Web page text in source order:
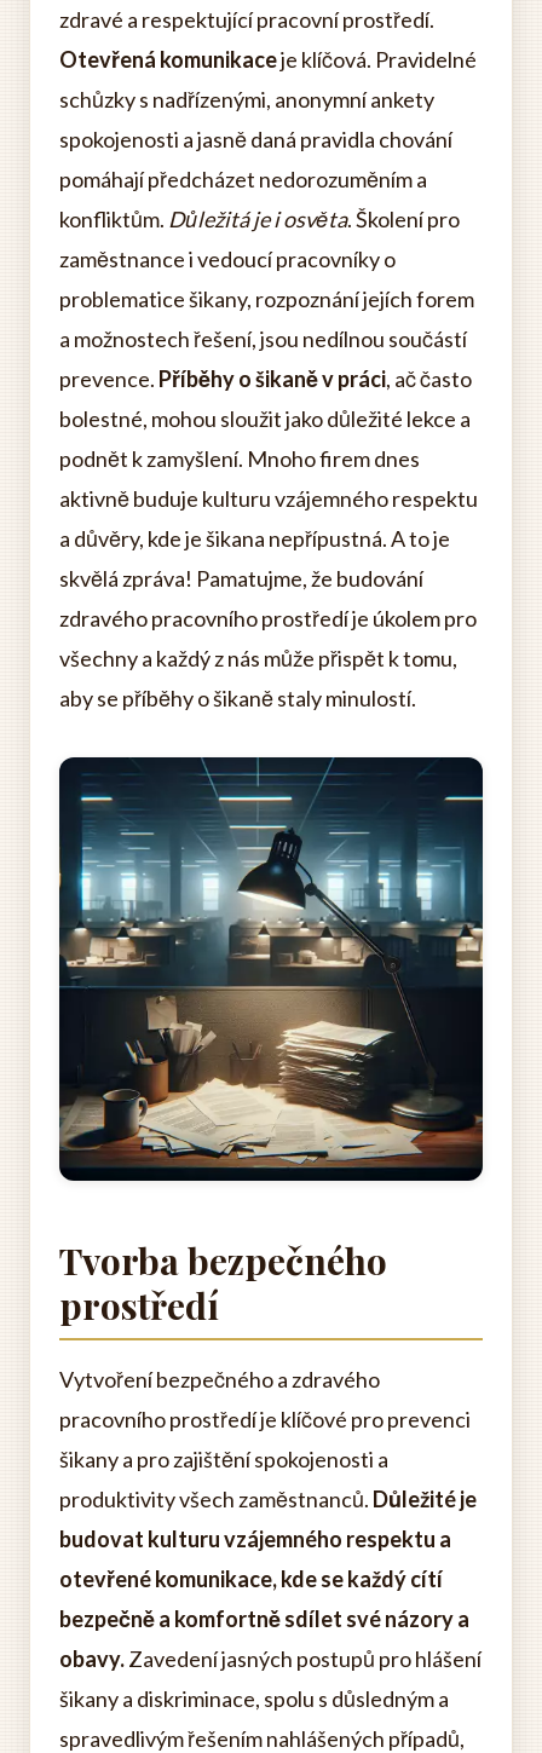
zdravé a respektující pracovní prostředí.
Otevřená komunikaceje klíčová. Pravidelné
schůzky s nadřízenými, anonymní ankety
spokojenosti a jasně daná pravidla chování
pomáhají předcházet nedorozuměním a
konfliktům. Důležitá je i osvěta. Školení pro
zaměstnance i vedoucí pracovníky o
problematice šikany, rozpoznání jejích forem
a možnostech řešení, jsou nedílnou součástí
prevence. Příběhy o šikaně v práci, ač často
bolestné, mohou sloužit jako důležité lekce a
podnět k zamyšlení. Mnoho firem dnes
aktivně buduje kulturu vzájemného respektu
a důvěry, kde je šikana nepřípustná. A to je
skvělá zpráva! Pamatujme, že budování
zdravého pracovního prostředí je úkolem pro
všechny a každý z nás může přispět k tomu,
aby se příběhy o šikaně staly minulostí.
Tvorba bezpečného
prostředí
Vytvoření bezpečného a zdravého
pracovního prostředí je klíčové pro prevenci
šikany a pro zajištění spokojenosti a
produktivity všech zaměstnanců. Důležité je
budovat kulturu vzájemného respektu a
otevřené komunikace, kde se každý cítí
bezpečně a komfortně sdílet své názory a
obavy.Zavedení jasných postupů pro hlášení
šikany a diskriminace, spolu s důsledným a
spravedlivým řešením nahlášených případů,